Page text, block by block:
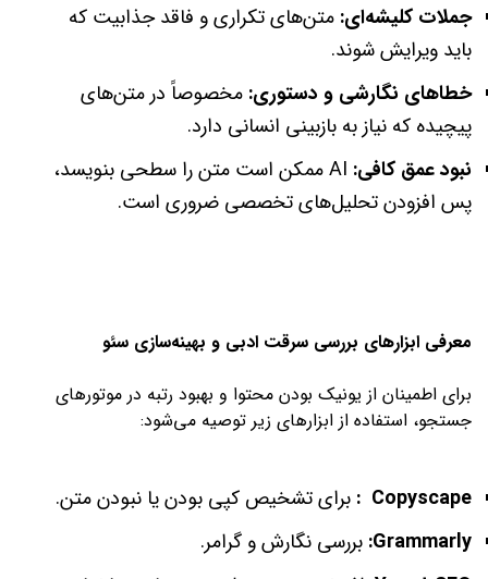
جملات کلیشه‌ای: متن‌های تکراری و فاقد جذابیت که
باید ویرایش شوند.
خطاهای نگارشی و دستوری: مخصوصاً در متن‌های
پیچیده که نیاز به بازبینی انسانی دارد.
نبود عمق کافی:
AI ممکن است متن را سطحی بنویسد،
پس افزودن تحلیل‌های تخصصی ضروری است.
معرفی ابزارهای بررسی سرقت ادبی و بهینه‌سازی سئو
برای اطمینان از یونیک بودن محتوا و بهبود رتبه در موتورهای
جستجو، استفاده از ابزارهای زیر توصیه می‌شود:
Copyscape :
برای تشخیص کپی بودن یا نبودن متن.
Grammarly: بررسی نگارش و گرامر.